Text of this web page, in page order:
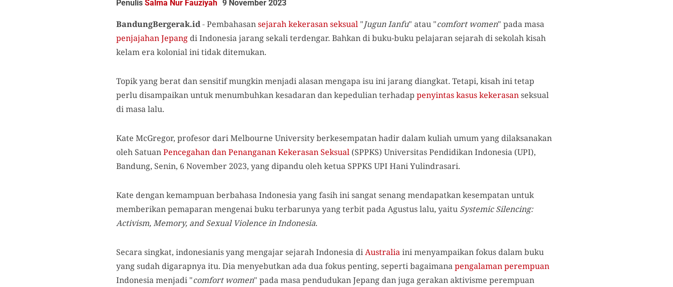
Penulis Salma Nur Fauziyah 9 November 2023
BandungBergerak.id-Pembahasansejarahkekerasan seksual "Jugun Ianfu" atau "comfort women" pada masa
penjajahanJepang di Indonesia jarang sekali terdengar. Bahkan di buku-buku pelajaran sejarah di sekolah kisah
kelam era kolonial ini tidak ditemukan.
Topik yang berat dan sensitif mungkin menjadi alasan mengapa isu ini jarang diangkat. Tetapi, kisah ini tetap
perlu disampaikan untuk menumbuhkan kesadaran dan kepedulian terhadap penyintaskasuskekerasanseksual
di masa lalu.
Kate McGregor, profesor dari Melbourne University berkesempatan hadir dalam kuliah umum yang dilaksanakan
oleh SatuanPencegahan dan Penanganan Kekerasan Seksual (SPPKS) Universitas Pendidikan Indonesia (UPI),
Bandung, Senin, 6 November 2023, yang dipandu oleh ketua SPPKS UPI Hani Yulindrasari.
Kate dengan kemampuan berbahasa Indonesia yang fasih ini sangat senang mendapatkan kesempatan untuk
memberikan pemaparan mengenai buku terbarunya yang terbit pada Agustus lalu, yaitu Systemic Silencing:
Activism, Memory, and Sexual Violence in Indonesia.
Secara singkat, indonesianis yang mengajar sejarah Indonesia diAustraliaini menyampaikan fokus dalam buku
yang sudah digarapnya itu. Dia menyebutkan ada dua fokus penting, seperti bagaimanapengalamanperempuan
Indonesia menjadi "comfort women" pada masa pendudukan Jepang dan juga gerakan aktivisme perempuan